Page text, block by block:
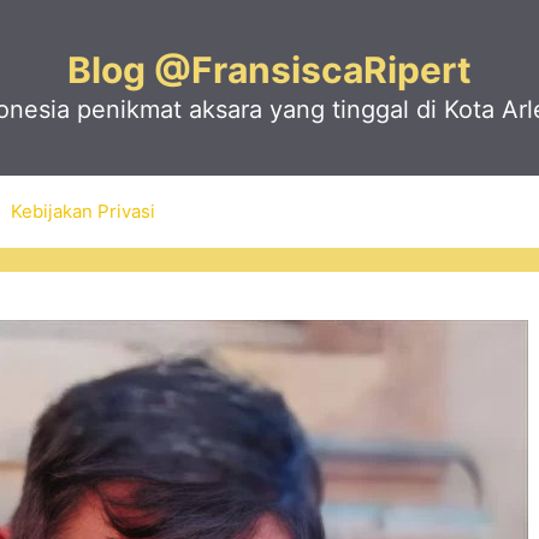
Blog @FransiscaRipert
penikmat aksara yang tinggal di Kota
Kebijakan Privasi